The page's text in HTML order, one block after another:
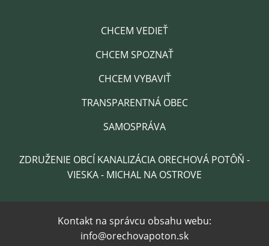
CHCEM VEDIEŤ
CHCEM SPOZNAŤ
CHCEM VYBAVIŤ
TRANSPARENTNÁ OBEC
SAMOSPRÁVA
ZDRUŽENIE OBCÍ KANALIZÁCIA ORECHOVÁ POTÔŇ -
VIESKA - MICHAL NA OSTROVE
Kontakt na správcu obsahu webu:
info@orechovapoton.sk